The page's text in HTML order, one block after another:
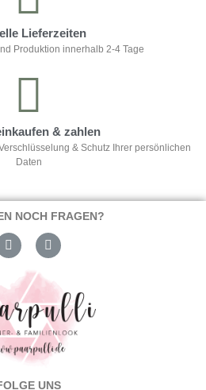
Lieferzeiten
Produktion innerhalb 2-4 Tage
& zahlen
& Schutz Ihrer persönlichen
Daten
NOCH FRAGEN?
UNS